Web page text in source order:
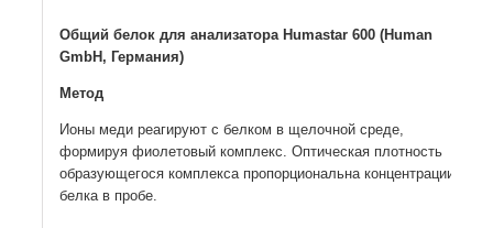
Общий белок для анализатора Humastar 600 (Human
GmbH, Германия)
Метод
Ионы меди реагируют с белком в щелочной среде,
формируя фиолетовый комплекс. Оптическая плотность
образующегося комплекса пропорциональна концентрации
белка в пробе.